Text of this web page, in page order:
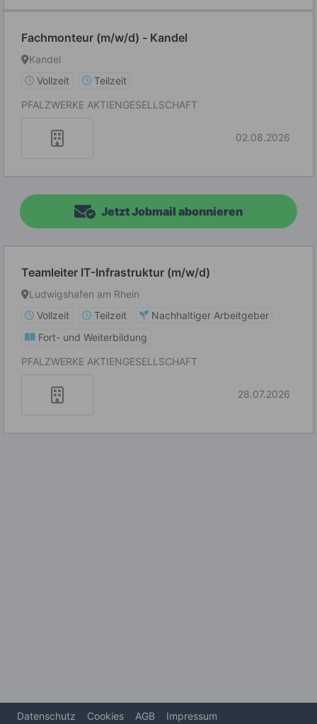
Fachmonteur (m/w/d) - Kandel
Kandel
Vollzeit
Teilzeit
PFALZWERKE AKTIENGESELLSCHAFT
02.08.2026
Jetzt Jobmail abonnieren
Teamleiter IT-Infrastruktur (m/w/d)
Ludwigshafen am Rhein
Vollzeit
Teilzeit
Nachhaltiger Arbeitgeber
Fort- und Weiterbildung
PFALZWERKE AKTIENGESELLSCHAFT
28.07.2026
Datenschutz Cookies AGB
Impressum